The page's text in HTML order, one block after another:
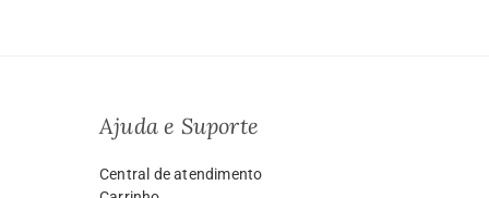
Ajuda e Suporte
Central de atendimento